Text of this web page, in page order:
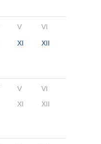
V VI
XI XII
V
VI
XI XII